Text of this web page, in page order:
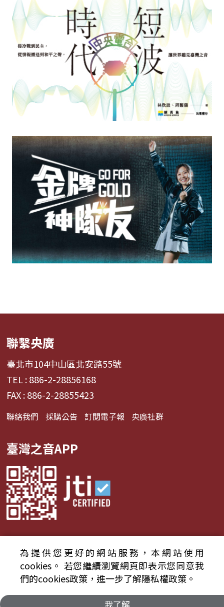
聯繫央廣
臺北市104中山區北安路55號
TEL : 886-2-28856168
FAX : 886-2-28855423
聯絡我們 採購公告 訂閱電子報 央廣社群
臺灣之音APP
© 2024財團法人中央廣播電臺 版權所有
資通安全政策聲明
服務條款 隱私權條款
為提供您更好的網站服務，本網站使用
cookies。 若您繼續瀏覽網頁即表示您同意我
們的cookies政策，進一步了解隱私權政策。
我了解